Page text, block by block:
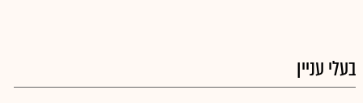
בעלי עניין